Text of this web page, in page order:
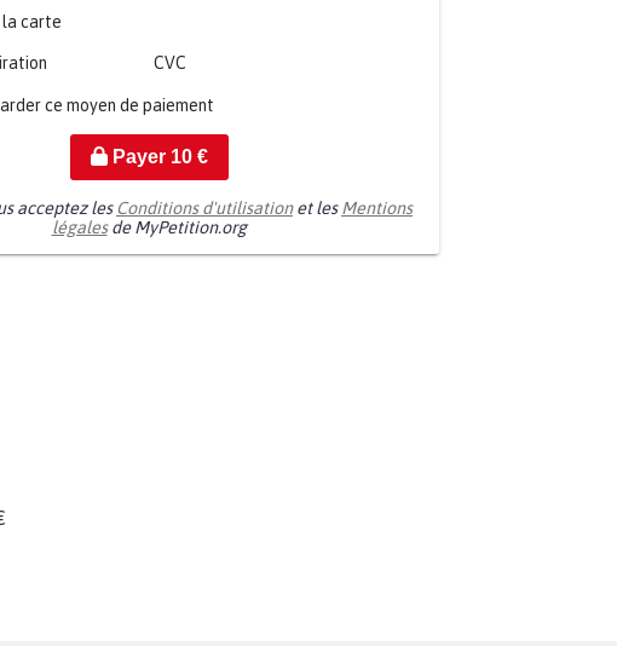
la carte
CVC
ce moyen de paiement
Payer 10€
acceptez les Conditions d'utilisationet lesMentions
légalesde MyPetition.org